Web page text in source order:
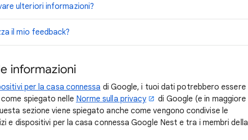
ulteriori informazioni?
il mio feedback?
informazioni
per la casa connessa di Google, i tuoi dati potrebbero essere
spiegato nelle Norme sulla privacy
di Google (e in maggiore
sezione viene spiegato anche come vengono condivise le
e dispositivi per la casa connessa Google Nest e tra i membri della